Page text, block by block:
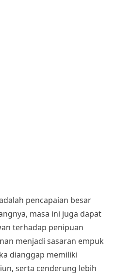
pencapaian besar
masa ini juga dapat
terhadap penipuan
menjadi sasaran empuk
dianggap memiliki
serta cenderung lebih